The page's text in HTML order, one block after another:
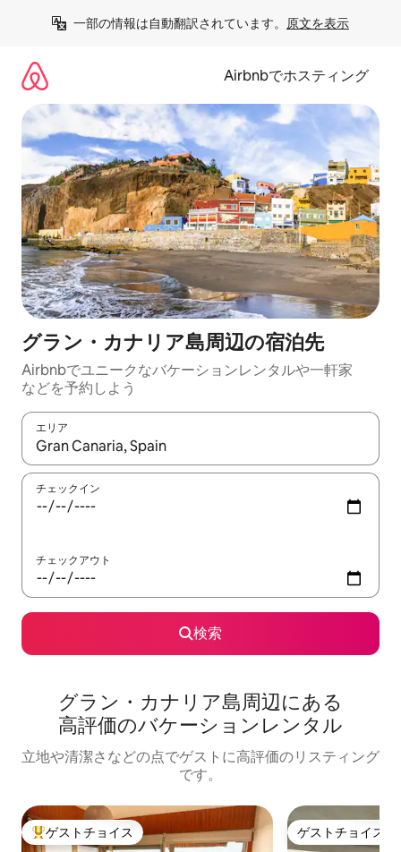
一部の情報は自動翻訳されています。 原文を表示
Airbnbでホスティング
グラン・カナリア島⁠周⁠辺⁠の宿⁠泊⁠先
Airbnbでユニークなバ⁠ケ⁠ー⁠シ⁠ョ⁠ンレ⁠ン⁠タ⁠ルや一⁠軒⁠家
な⁠ど⁠を予⁠約⁠し⁠よ⁠う
エリア
検索結果が表示されたら、上下の矢印キーを使って移動するか
チェックイン
チェックアウト
検索
グラン・カナリア島⁠周⁠辺⁠に⁠あ⁠る
高⁠評⁠価⁠のバ⁠ケ⁠ー⁠シ⁠ョ⁠ン⁠レ⁠ン⁠タ⁠ル
立地や清潔さなどの点でゲストに高評価のリスティング
です。
大好評のゲストチョイスです。
ゲストチョイス ゲストチョイス
ゲストチョイス